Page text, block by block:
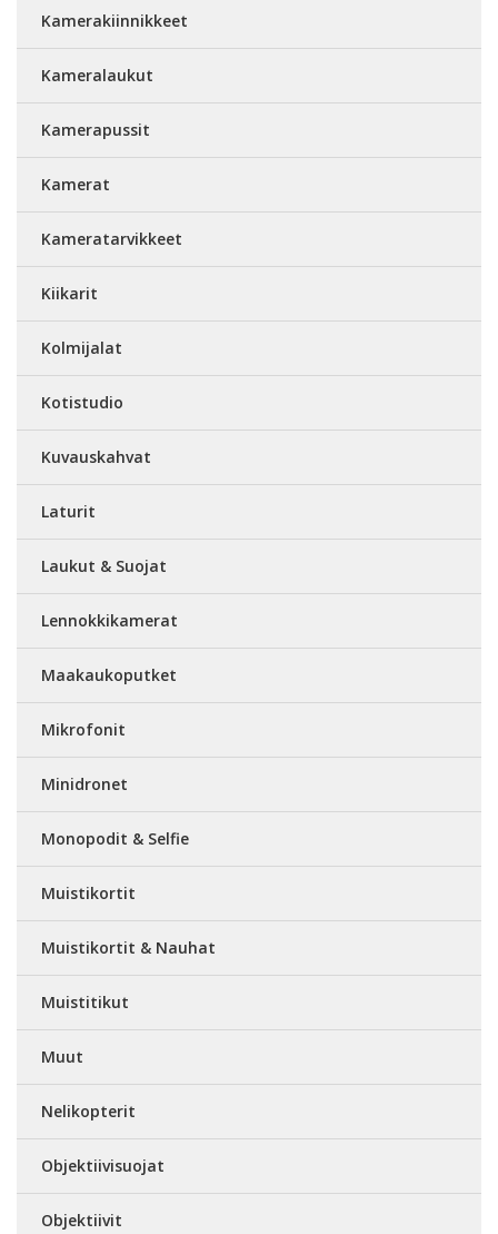
Kamerakiinnikkeet
Kameralaukut
Kamerapussit
Kamerat
Kameratarvikkeet
Kiikarit
Kolmijalat
Kotistudio
Kuvauskahvat
Laturit
Laukut & Suojat
Lennokkikamerat
Maakaukoputket
Mikrofonit
Minidronet
Monopodit & Selfie
Muistikortit
Muistikortit & Nauhat
Muistitikut
Muut
Nelikopterit
Objektiivisuojat
Objektiivit